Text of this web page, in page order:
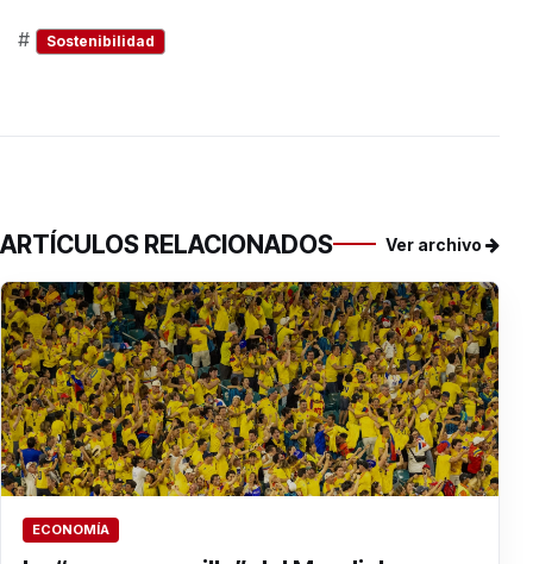
# Sostenibilidad
ARTÍCULOS RELACIONADOS Ver archivo
ECONOMÍA